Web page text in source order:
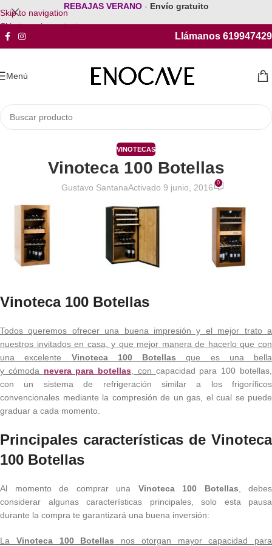
Skip to navigation
Skip to main content
REBAJAS VERANO - Envío gratuito
Llámanos 619947429
Menú
VINOTECAS
Vinoteca 100 Botellas
Gustavo SantanaActivado 9 junio, 2016 0
Vinoteca 100 Botellas
Todos queremos ofrecer una buena impresión y el mejor trato a
nuestros invitados en casa, y que mejor manera de hacerlo que con
una excelente Vinoteca 100 Botellas que es una bella
y cómoda nevera para botellas , con capacidad para 100 botellas,
con un sistema de refrigeración similar a los frigoríficos
convencionales mediante la compresión de un gas, el cual se puede
graduar a cada momento.
Principales características de Vinoteca
100 Botellas
Al momento de comprar una Vinoteca 100 Botellas , debes
considerar algunas características principales, solo esta pausa
durante la compra te garantizará una buena inversión:
La Vinoteca 100 Botellas nos otorgan mayor capacidad para